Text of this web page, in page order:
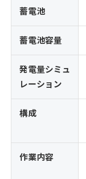
蓄電池
蓄電池容量
発電量シミュ
レーション
構成
作業内容